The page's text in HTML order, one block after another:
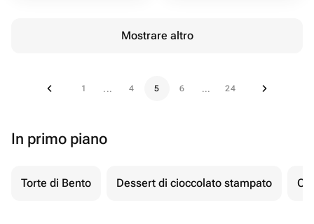
Mostrare altro
1 ... 4 5 6 ... 24
In primo piano
Torte di Bento Dessert di cioccolato stampato